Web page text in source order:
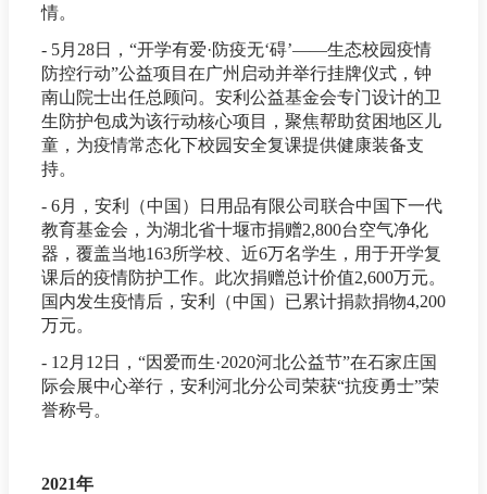
情。
- 5月28日，“开学有爱·防疫无‘碍’——生态校园疫情
防控行动”公益项目在广州启动并举行挂牌仪式，钟
南山院士出任总顾问。安利公益基金会专门设计的卫
生防护包成为该行动核心项目，聚焦帮助贫困地区儿
童，为疫情常态化下校园安全复课提供健康装备支
持。
- 6月，安利（中国）日用品有限公司联合中国下一代
教育基金会，为湖北省十堰市捐赠2,800台空气净化
器，覆盖当地163所学校、近6万名学生，用于开学复
课后的疫情防护工作。此次捐赠总计价值2,600万元。
国内发生疫情后，安利（中国）已累计捐款捐物4,200
万元。
- 12月12日，“因爱而生·2020河北公益节”在石家庄国
际会展中心举行，安利河北分公司荣获“抗疫勇士”荣
誉称号。
2021年